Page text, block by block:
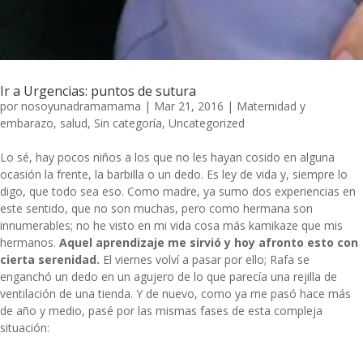
Ir a Urgencias: puntos de sutura
por nosoyunadramamama | Mar 21, 2016 | Maternidad y
embarazo, salud, Sin categoría, Uncategorized
Lo sé, hay pocos niños a los que no les hayan cosido en alguna
ocasión la frente, la barbilla o un dedo. Es ley de vida y, siempre lo
digo, que todo sea eso. Como madre, ya sumo dos experiencias en
este sentido, que no son muchas, pero como hermana son
innumerables; no he visto en mi vida cosa más kamikaze que mis
hermanos. Aquel aprendizaje me sirvió y hoy afronto esto con
cierta serenidad. El viernes volví a pasar por ello; Rafa se
enganchó un dedo en un agujero de lo que parecía una rejilla de
ventilación de una tienda. Y de nuevo, como ya me pasó hace más
de año y medio, pasé por las mismas fases de esta compleja
situación: